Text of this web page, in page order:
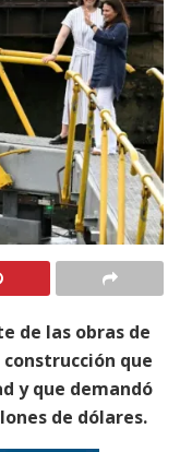
de las obras de
que
y que demandó
de dólares.